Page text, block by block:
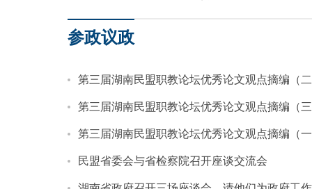
参政议政
第三届湖南民盟职教论坛优秀论文观点摘编（
第三届湖南民盟职教论坛优秀论文观点摘编（
第三届湖南民盟职教论坛优秀论文观点摘编（
民盟省委会与省检察院召开座谈交流会